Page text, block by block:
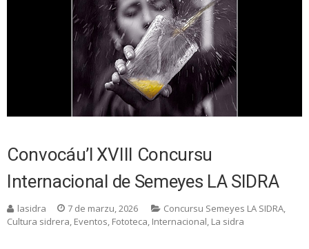
Convocáu’l XVIII Concursu
Internacional de Semeyes LA SIDRA
lasidra 7 de marzu, 2026 Concursu Semeyes LA SIDRA,
Cultura sidrera, Eventos, Fototeca, Internacional, La sidra